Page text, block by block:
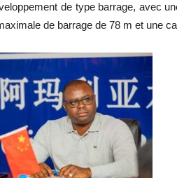
de type barrage, avec
de barrage de 78 m et une